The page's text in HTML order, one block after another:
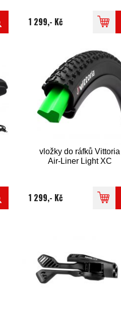
1 299,- Kč
vložky do ráfků Vittoria
Air-Liner Light XC
1 299,- Kč